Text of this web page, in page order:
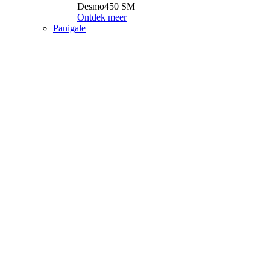
Desmo450 SM
Ontdek meer
Panigale